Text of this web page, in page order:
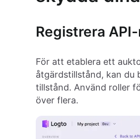
Registrera
För att etablera ett
åtgärdstillstånd, kan du
tillstånd. Använd roller
över flera.